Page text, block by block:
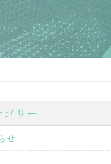
ゴリー
せ